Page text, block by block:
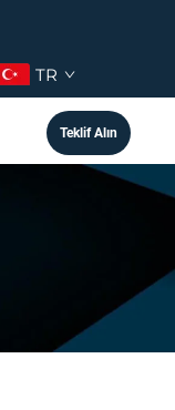
TR
Teklif Alın